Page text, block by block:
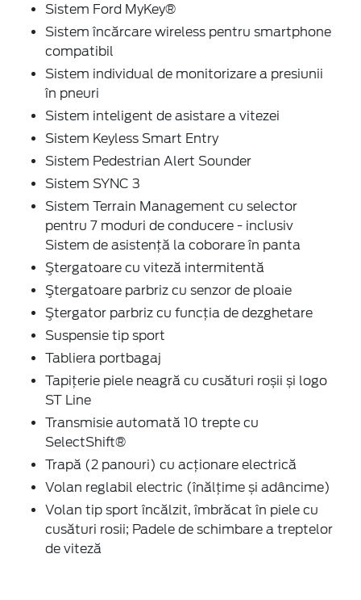
Sistem Ford MyKey®
Sistem încărcare wireless pentru smartphone
compatibil
Sistem individual de monitorizare a presiunii
în pneuri
Sistem inteligent de asistare a vitezei
Sistem Keyless Smart Entry
Sistem Pedestrian Alert Sounder
Sistem SYNC 3
Sistem Terrain Management cu selector
pentru 7 moduri de conducere - inclusiv
Sistem de asistență la coborare în panta
Ştergatoare cu viteză intermitentă
Ştergatoare parbriz cu senzor de ploaie
Ştergator parbriz cu funcţia de dezghetare
Suspensie tip sport
Tabliera portbagaj
Tapițerie piele neagră cu cusături roșii și logo
ST Line
Transmisie automată 10 trepte cu
SelectShift®
Trapă (2 panouri) cu acţionare electrică
Volan reglabil electric (înălţime și adâncime)
Volan tip sport încălzit, îmbrăcat în piele cu
cusături rosii; Padele de schimbare a treptelor
de viteză